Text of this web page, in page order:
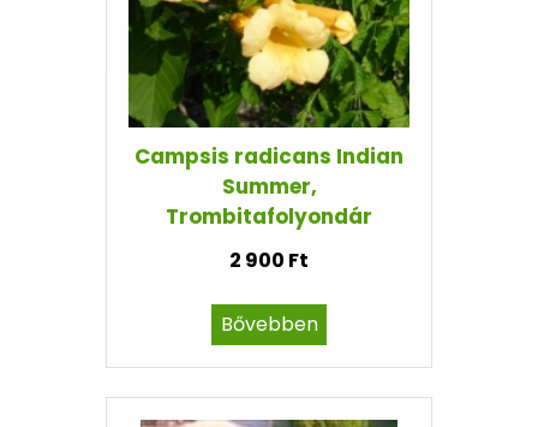
Campsis radicans Indian
Summer,
Trombitafolyondár
2 900 Ft
Bővebben